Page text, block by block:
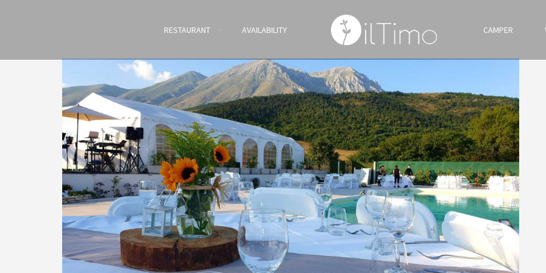
RESTAURANT AVAILABILITY CAMPER